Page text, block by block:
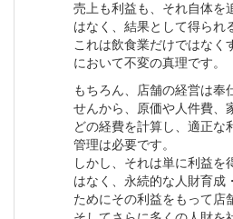
売上も利益も、それ自体を
はなく、結果として得られ
これは飲食業だけではなく
において不変の真理です。
もちろん、店舗の経営は奉
せんから、原価や人件費、
どの経費を計算し、適正な
管理は必要です。
しかし、それは単に利益を
はなく、永続的な人財育成
ためにその利益をもって店